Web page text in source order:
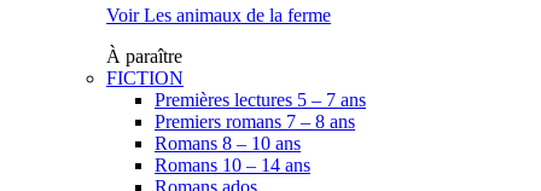
Voir Les animaux de la ferme
À paraître
FICTION
Premières lectures 5 – 7 ans
Premiers romans 7 – 8 ans
Romans 8 – 10 ans
Romans 10 – 14 ans
Romans ados